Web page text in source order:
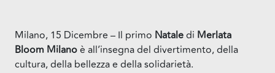
Milano, 15 Dicembre – Il primo Nataledi Merlata
Bloom Milanoè all’insegna del divertimento, della
cultura, della bellezza e della solidarietà.